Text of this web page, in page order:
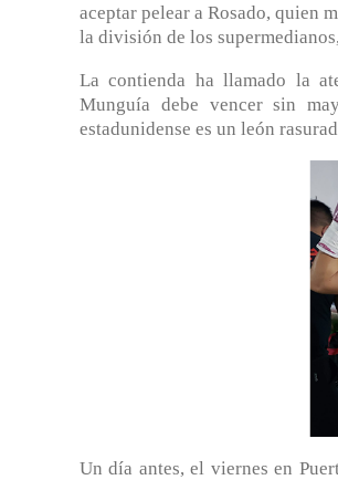
aceptar pelear a Rosado, quien
la división de los
La contienda ha llamado la
Munguía debe vencer sin
estadunidense es un león
Un día antes, el viernes en